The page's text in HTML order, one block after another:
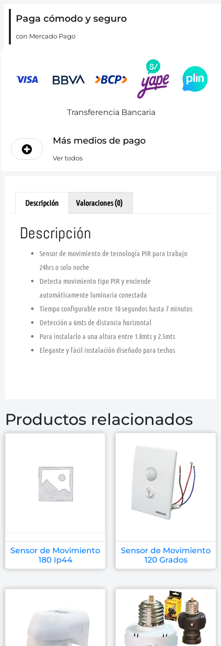
Paga cómodo y seguro
con Mercado Pago
Transferencia Bancaria
Más medios de pago
Ver todos
Descripción Valoraciones (0)
Descripción
Sensor de movimiento de tecnología PIR para trabajo
24hrs o solo noche
Detecta movimiento tipo PIR y enciende
automáticamente luminaria conectada
Tiempo configurable entre 10 segundos hasta 7 minutos
Detección a 6mts de distancia horizontal
Para instalarlo a una altura entre 1.8mts y 2.5mts
Elegante y fácil instalación diseñado para techos
Productos relacionados
Sensor de Movimiento
180 Ip44
Sensor de Movimiento
120 Grados